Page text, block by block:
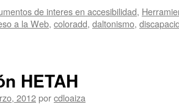
de interes en accesibilidad,
a la Web, coloradd, daltonismo,
HETAH
2012porcdloaiza